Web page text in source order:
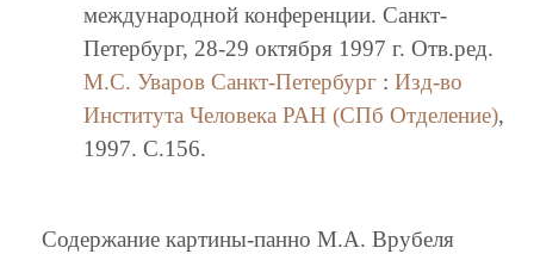
международной конференции. Санкт-
Петербург, 28-29 октября 1997 г. Отв.ред.
М.С. Уваров Санкт-Петербург : Изд-во
Института Человека РАН (СПб Отделение),
1997. C.156.
Содержание картины-панно М.А. Врубеля